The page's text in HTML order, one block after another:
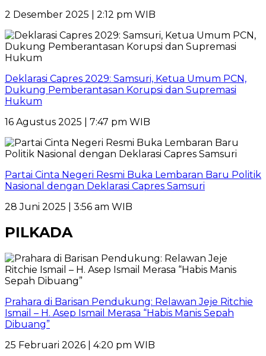
2 Desember 2025 | 2:12 pm WIB
Deklarasi Capres 2029: Samsuri, Ketua Umum PCN,
Dukung Pemberantasan Korupsi dan Supremasi
Hukum
16 Agustus 2025 | 7:47 pm WIB
Partai Cinta Negeri Resmi Buka Lembaran Baru Politik
Nasional dengan Deklarasi Capres Samsuri
28 Juni 2025 | 3:56 am WIB
PILKADA
Prahara di Barisan Pendukung: Relawan Jeje Ritchie
Ismail – H. Asep Ismail Merasa “Habis Manis Sepah
Dibuang”
25 Februari 2026 | 4:20 pm WIB